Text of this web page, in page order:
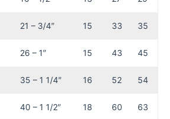
21 – 3/4″ 15 33 35
26 – 1″ 15 43 45
35 – 1 1/4″ 16 52 54
40 – 1 1/2″ 18 60 63